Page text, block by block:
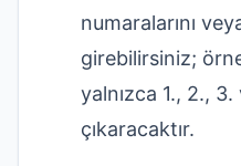
numaralarını
girebilirsiniz;
yalnızca 1., 2.,
çıkaracaktır.